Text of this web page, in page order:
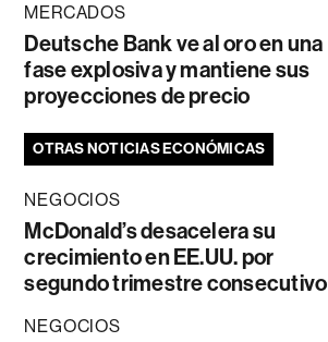
MERCADOS
Deutsche Bank ve al oro en una
fase explosiva y mantiene sus
proyecciones de precio
OTRAS NOTICIAS ECONÓMICAS
NEGOCIOS
McDonald’s desacelera su
crecimiento en EE.UU. por
segundo trimestre consecutivo
NEGOCIOS